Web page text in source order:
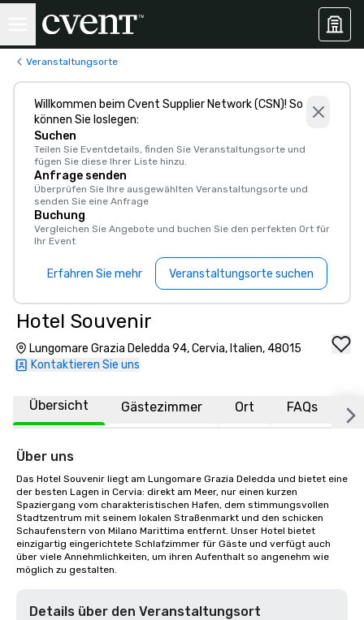
Veranstaltungsorte
Willkommen beim Cvent Supplier Network (CSN)! So
können Sie loslegen:
Suchen
Teilen Sie Eventdetails, finden Sie Veranstaltungsorte und
fügen Sie diese Ihrer Liste hinzu.
Anfrage senden
Überprüfen Sie Ihre ausgewählten Veranstaltungsorte und
senden Sie eine Anfrage
Buchung
Vergleichen Sie Angebote und buchen Sie den perfekten Ort für
Ihr Event
Erfahren Sie mehr Veranstaltungsorte suchen
Hotel Souvenir
Lungomare Grazia Deledda 94, Cervia, Italien, 48015
Kontaktieren Sie uns
Übersicht Gästezimmer Ort FAQs
Über uns
Das Hotel Souvenir liegt am Lungomare Grazia Deledda und bietet eine
der besten Lagen in Cervia: direkt am Meer, nur einen kurzen
Spaziergang vom charakteristischen Hafen, dem stimmungsvollen
Stadtzentrum mit seinem lokalen Straßenmarkt und den schicken
Schaufenstern von Milano Marittima entfernt. Unser Hotel bietet
einzigartig eingerichtete Schlafzimmer für Gäste und verfügt auch
über viele Annehmlichkeiten, um ihren Aufenthalt so angenehm wie
möglich zu gestalten.
Details über den Veranstaltungsort